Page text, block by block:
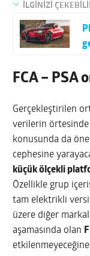
İLGİNİZİ
FCA – PSA
Gerçekleştirilen
verilerin örtesinde
konusunda da
cephesine
küçük ölçekli
Özellikle grup
tam elektrikli
üzere diğer
aşamasında olan